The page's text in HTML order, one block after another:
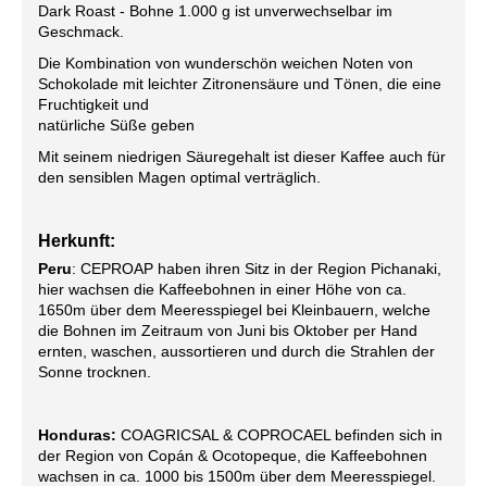
Dark Roast - Bohne 1.000 g ist unverwechselbar im
Geschmack.
Die Kombination von wunderschön weichen Noten von
Schokolade mit leichter Zitronensäure und Tönen, die eine
Fruchtigkeit und
natürliche Süße geben
Mit seinem niedrigen Säuregehalt ist dieser Kaffee auch für
den sensiblen Magen optimal verträglich.
Herkunft:
Peru: CEPROAP haben ihren Sitz in der Region Pichanaki,
hier wachsen die Kaffeebohnen in einer Höhe von ca.
1650m über dem Meeresspiegel bei Kleinbauern, welche
die Bohnen im Zeitraum von Juni bis Oktober per Hand
ernten, waschen, aussortieren und durch die Strahlen der
Sonne trocknen.
Honduras: COAGRICSAL & COPROCAEL befinden sich in
der Region von Copán & Ocotopeque, die Kaffeebohnen
wachsen in ca. 1000 bis 1500m über dem Meeresspiegel.